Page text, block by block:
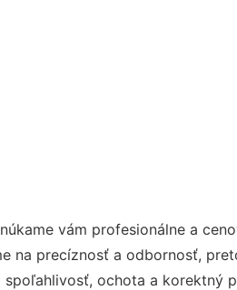
vám profesionálne a
na precíznosť a odbornosť,
ochota a korektný